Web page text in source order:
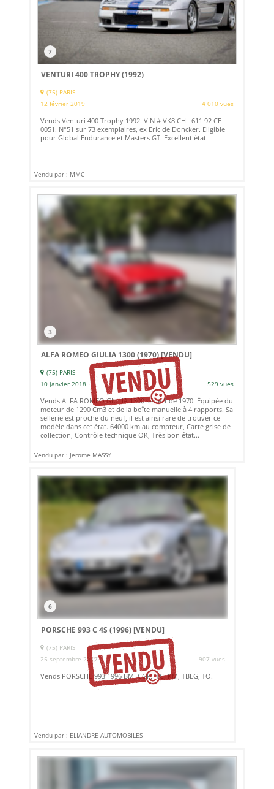
7
VENTURI 400 TROPHY (1992)
(75) PARIS
12 février 2019
4 010 vues
Vends Venturi 400 Trophy 1992. VIN # VK8 CHL 611 92 CE
0051. N°51 sur 73 exemplaires, ex Eric de Doncker. Eligible
pour Global Endurance et Masters GT. Excellent état.
Vendu par : MMC
3
ALFA ROMEO GIULIA 1300 (1970)[VENDU]
(75) PARIS
10 janvier 2018
529 vues
Vends ALFA ROMEO GIULIA 1300 série 1 de 1970. Équipée du
moteur de 1290 Cm3 et de la boîte manuelle à 4 rapports. Sa
sellerie est proche du neuf, il est ainsi rare de trouver ce
modèle dans cet état. 64000 km au compteur, Carte grise de
collection, Contrôle technique OK, Très bon état...
Vendu par : Jerome MASSY
6
PORSCHE 993 C 4S (1996)[VENDU]
(75) PARIS
25 septembre 2017
907 vues
Vends PORSCHE 993 1996 BM, CGF, ITC, KM, TBEG, TO.
Vendu par : ELIANDRE AUTOMOBILES